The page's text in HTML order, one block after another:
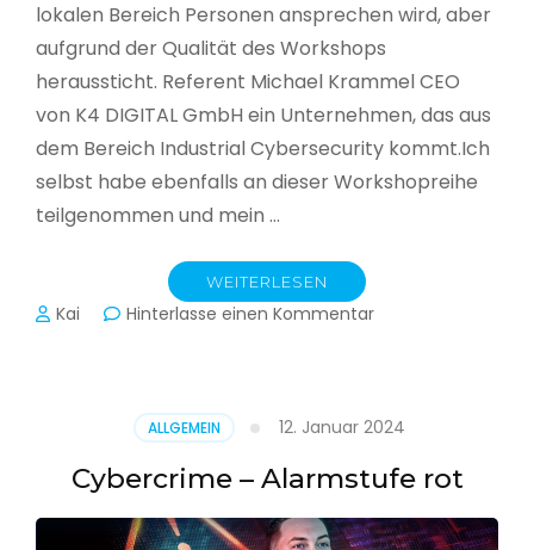
lokalen Bereich Personen ansprechen wird, aber
aufgrund der Qualität des Workshops
heraussticht. Referent Michael Krammel CEO
von K4 DIGITAL GmbH ein Unternehmen, das aus
dem Bereich Industrial Cybersecurity kommt.Ich
selbst habe ebenfalls an dieser Workshopreihe
teilgenommen und mein …
WEITERLESEN
Kai Hinterlasse einen Kommentarzu
Produktion
ALLGEMEIN 12. Januar 2024
Cybercrime – Alarmstufe rot